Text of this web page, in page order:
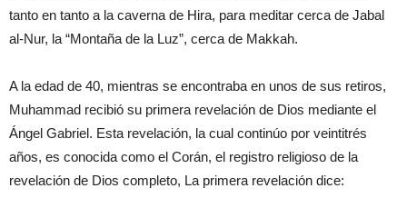
tanto en tanto a la caverna de Hira, para meditar cerca de Jabal
al-Nur, la “Montaña de la Luz”, cerca de Makkah.
A la edad de 40, mientras se encontraba en unos de sus retiros,
Muhammad recibió su primera revelación de Dios mediante el
Ángel Gabriel. Esta revelación, la cual continúo por veintitrés
años, es conocida como el Corán, el registro religioso de la
revelación de Dios completo, La primera revelación dice: